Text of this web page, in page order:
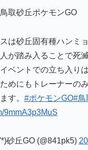
取砂丘ポケモンGO
は砂丘固有種ハンミ
が踏み入ることで死
ベントでの立ち入り
めにもトレーナーの
す。 #ポケモンGO#鳥
9mmA3p3MuS
砂丘GO (@841pk5)